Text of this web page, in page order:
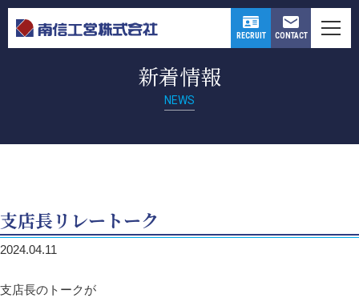
RECRUIT CONTACT
新着情報
NEWS
支店長リレートーク
2024.04.11
支店長のトークが